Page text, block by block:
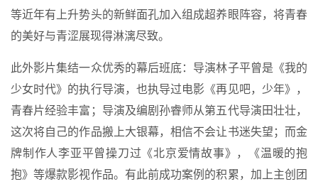
等近年有上升势头的新鲜面孔加入组成超养眼阵容，将青春
的美好与青涩展现得淋漓尽致。
此外影片集结一众优秀的幕后班底：导演林子平曾是《我的
少女时代》的执行导演，也执导过电影《再见吧，少年》，
青春片经验丰富；导演及编剧孙睿师从第五代导演田壮壮，
这次将自己的作品搬上大银幕，相信不会让书迷失望；而金
牌制作人李亚平曾操刀过《北京爱情故事》，《温暖的抱
抱》等爆款影视作品。有此前成功案例的积累，加上主创团